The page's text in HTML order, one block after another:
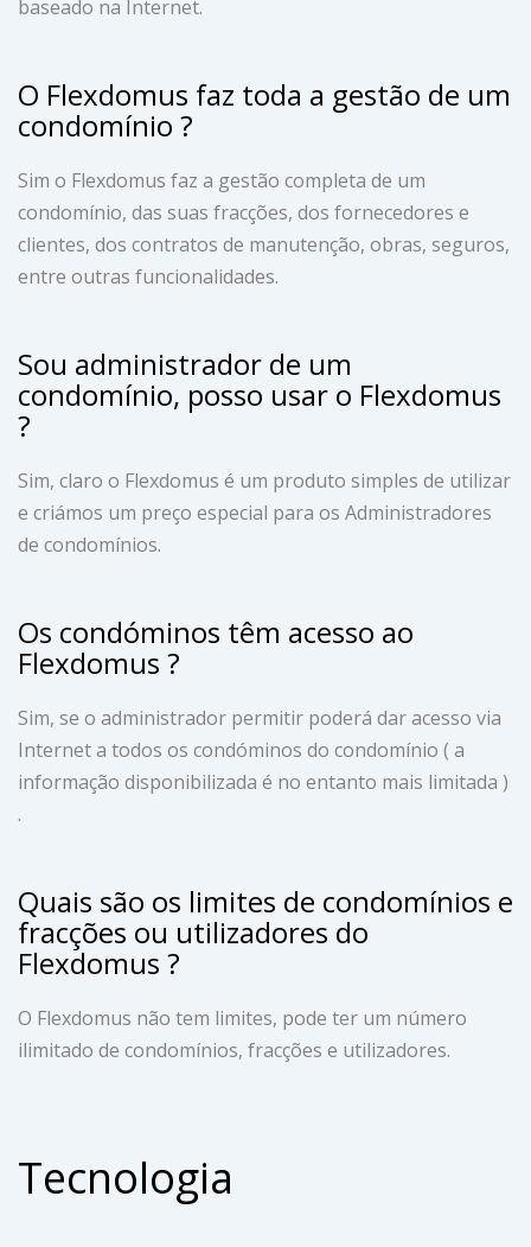
baseado na Internet.
O Flexdomus faz toda a gestão de um
condomínio ?
Sim o Flexdomus faz a gestão completa de um
condomínio, das suas fracções, dos fornecedores e
clientes, dos contratos de manutenção, obras, seguros,
entre outras funcionalidades.
Sou administrador de um
condomínio, posso usar o Flexdomus
?
Sim, claro o Flexdomus é um produto simples de utilizar
e criámos um preço especial para os Administradores
de condomínios.
Os condóminos têm acesso ao
Flexdomus ?
Sim, se o administrador permitir poderá dar acesso via
Internet a todos os condóminos do condomínio ( a
informação disponibilizada é no entanto mais limitada )
.
Quais são os limites de condomínios e
fracções ou utilizadores do
Flexdomus ?
O Flexdomus não tem limites, pode ter um número
ilimitado de condomínios, fracções e utilizadores.
Tecnologia